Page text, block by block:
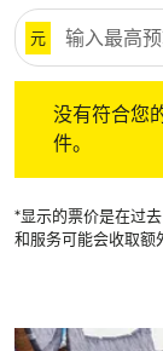
元
没有符合您
件。
*显示的票价是在过
和服务可能会收取额